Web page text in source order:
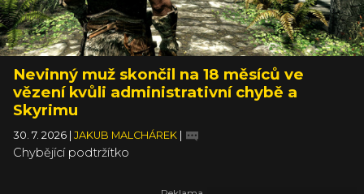
Nevinný muž skončil na 18 měsíců ve
vězení kvůli administrativní chybě a
Skyrimu
30. 7. 2026 JAKUB MALCHÁREK
Chybějící podtržítko